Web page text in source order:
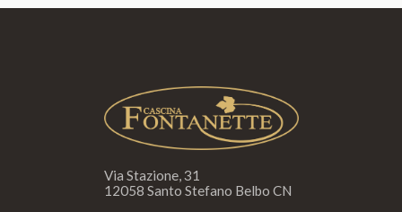
Via Stazione, 31
12058 Santo Stefano Belbo CN